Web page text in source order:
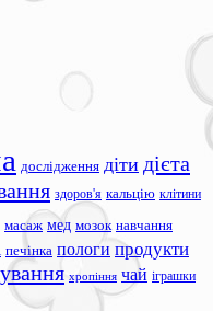
дослідження діти дієта
здоров'я кальцію клітини
масаж мед мозок навчання
печінка пологи продукти
хропіння чай іграшки